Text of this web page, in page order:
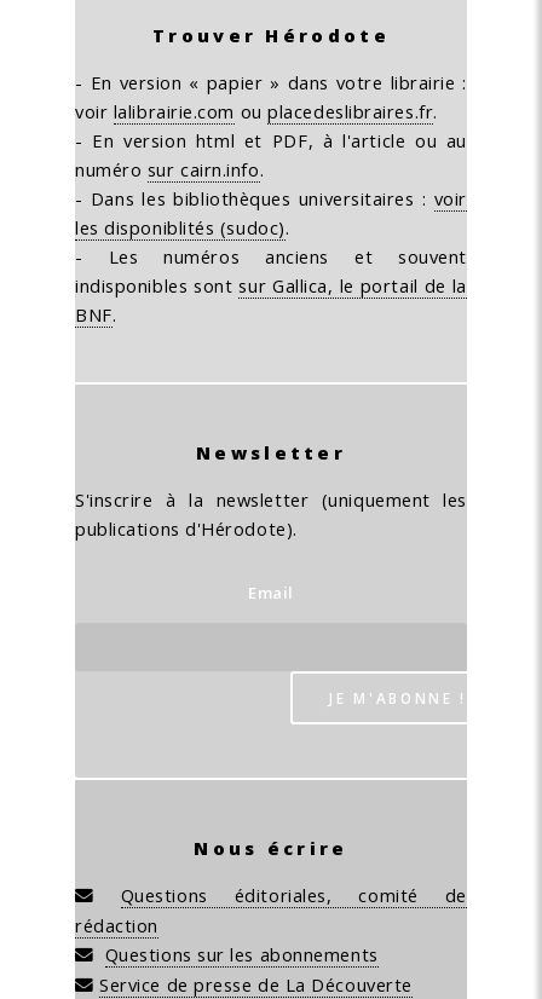
Trouver Hérodote
- En version « papier » dans votre librairie :
voir lalibrairie.com ouplacedeslibraires.fr.
- En version html et PDF, à l'article ou au
numéro sur cairn.info.
- Dans les bibliothèques universitaires : voir
les disponiblités (sudoc).
- Les numéros anciens et souvent
indisponibles sontsur Gallica, le portail de la
BNF.
Newsletter
S'inscrire à la newsletter (uniquement les
publications d'Hérodote).
Email
Nous écrire
Questions éditoriales, comité de
rédaction
Questions sur les abonnements
Service de presse de La Découverte